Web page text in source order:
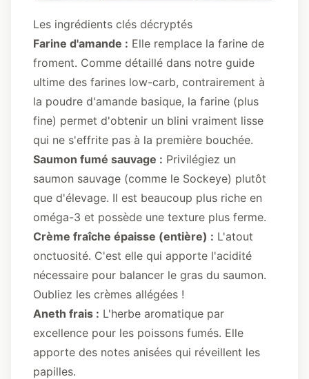
Les ingrédients clés décryptés
Farine d'amande : Elle remplace la farine de
froment. Comme détaillé dans notre guide
ultime des farines low-carb, contrairement à
la poudre d'amande basique, la farine (plus
fine) permet d'obtenir un blini vraiment lisse
qui ne s'effrite pas à la première bouchée.
Saumon fumé sauvage : Privilégiez un
saumon sauvage (comme le Sockeye) plutôt
que d'élevage. Il est beaucoup plus riche en
oméga-3 et possède une texture plus ferme.
Crème fraîche épaisse (entière) : L'atout
onctuosité. C'est elle qui apporte l'acidité
nécessaire pour balancer le gras du saumon.
Oubliez les crèmes allégées !
Aneth frais : L'herbe aromatique par
excellence pour les poissons fumés. Elle
apporte des notes anisées qui réveillent les
papilles.